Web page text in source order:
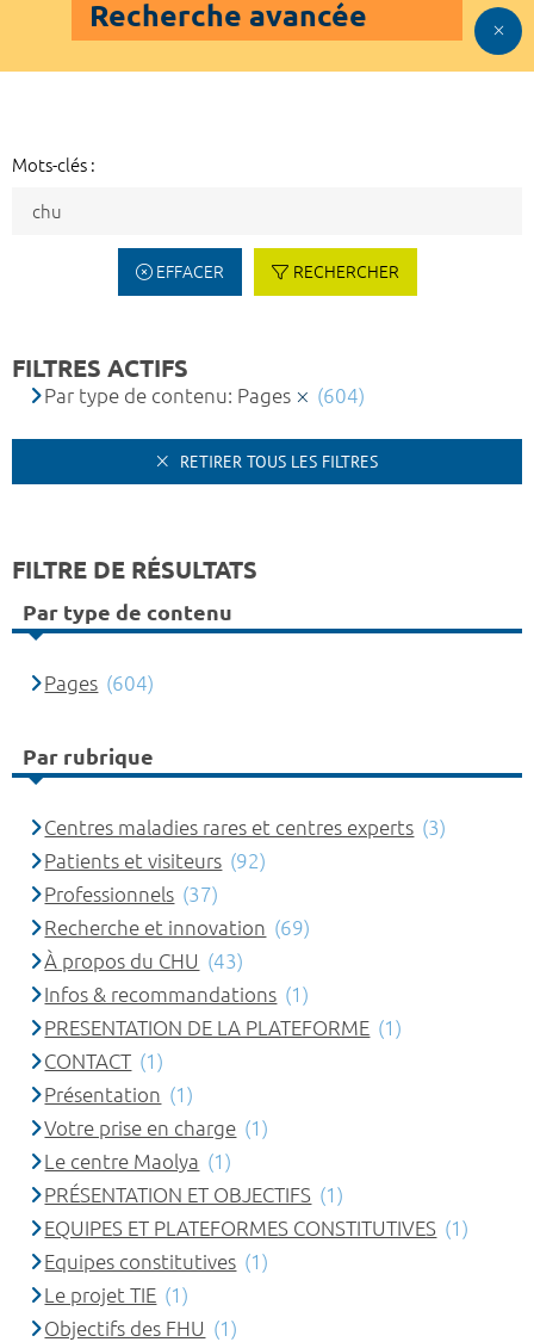
Recherche avancée
Mots-clés :
EFFACER RECHERCHER
FILTRES ACTIFS
Par type de contenu: Pages (604)
RETIRER TOUS LES FILTRES
FILTRE DE RÉSULTATS
Par type de contenu
Pages (604)
Par rubrique
Centres maladies rares et centres experts (3)
Patients et visiteurs (92)
Professionnels (37)
Recherche et innovation (69)
À propos du CHU (43)
Infos & recommandations (1)
PRESENTATION DE LA PLATEFORME (1)
CONTACT (1)
Présentation (1)
Votre prise en charge (1)
Le centre Maolya (1)
PRÉSENTATION ET OBJECTIFS (1)
EQUIPES ET PLATEFORMES CONSTITUTIVES (1)
Equipes constitutives (1)
Le projet TIE (1)
Objectifs des FHU (1)